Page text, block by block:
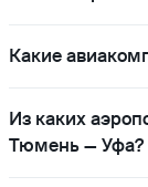
Какие
Из каких
Тюмень — Уфа?